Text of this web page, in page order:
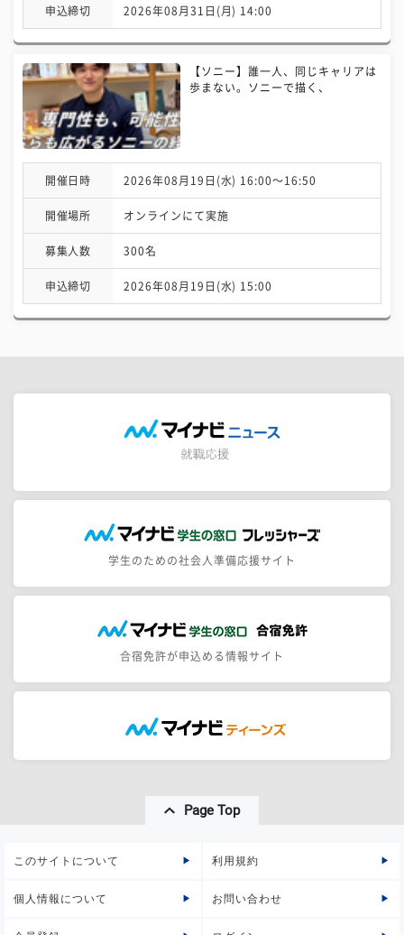
申込締切 2026年08月31日(月) 14:00
【ソニー】誰一人、同じキャリアは
歩まない。ソニーで描く、
開催日時 2026年08月19日(水) 16:00〜16:50
開催場所 オンラインにて実施
募集人数 300名
申込締切 2026年08月19日(水) 15:00
学生のための社会人準備応援サイト
合宿免許が申込める情報サイト
Page Top
このサイトについて 利用規約
個人情報について お問い合わせ